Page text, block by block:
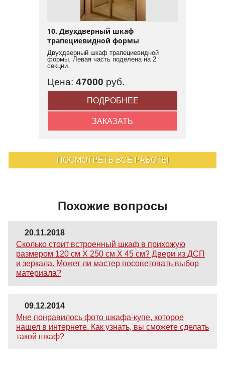
10. Двухдверный шкаф
трапециевидной формы
Двухдверный шкаф трапециевидной
формы. Левая часть поделена на 2
секции.
Цена: 47000 руб.
ПОДРОБНЕЕ
ЗАКАЗАТЬ
ПОСМОТРЕТЬ ВСЕ РАБОТЫ
Похожие вопросы
20.11.2018
Сколько стоит встроенный шкаф в прихожую
размером 120 см Х 250 см Х 45 см? Двери из ДСП
и зеркала. Может ли мастер посоветовать выбор
материала?
09.12.2014
Мне понравилось фото шкафа-купе, которое
нашел в интернете. Как узнать, вы сможете сделать
такой шкаф?